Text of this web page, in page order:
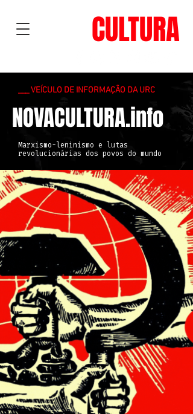
CULTURA
___ VEÍCULO DE INFORMAÇÃO DA URC
NOVACULTURA.info
Marxismo-leninismo e lutas
revolucionárias dos povos do mundo